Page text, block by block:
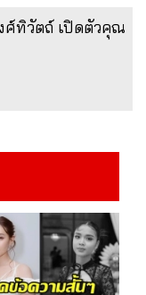
ศ์ทิวัตถ์ เปิดตัวคุณ